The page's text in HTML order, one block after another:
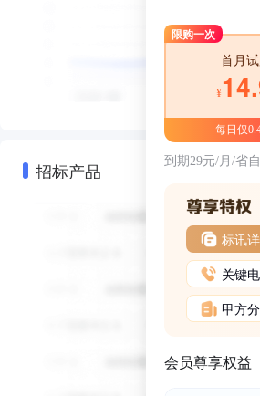
招标产品
限购一次
首月试
¥
每日仅
到期29元/月/省
标讯
关键
甲方
会员尊享权益